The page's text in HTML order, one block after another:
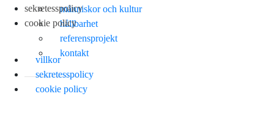
människor och kultur
hållbarhet
referensprojekt
kontakt
sekretesspolicy
cookie policy
villkor
sekretesspolicy
cookie policy